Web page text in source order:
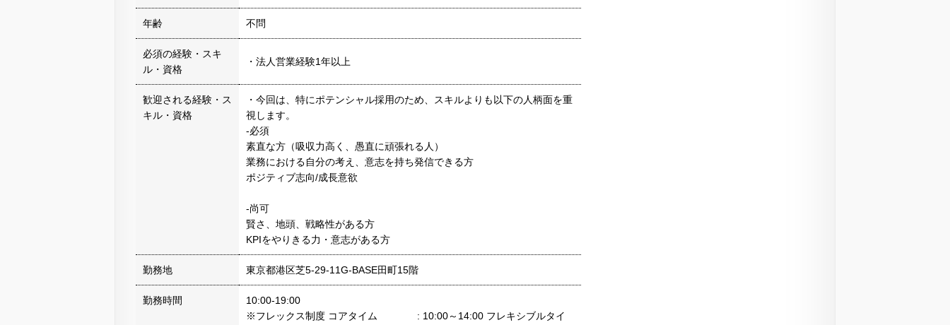
年齢 不問
必須の経験・スキ
ル・資格
・法人営業経験1年以上
歓迎される経験・ス
キル・資格
・今回は、特にポテンシャル採用のため、スキルよりも以下の人柄面を重
視します。
-必須
素直な方（吸収力高く、愚直に頑張れる人）
業務における自分の考え、意志を持ち発信できる方
ポジティブ志向/成長意欲
-尚可
賢さ、地頭、戦略性がある方
KPIをやりきる力・意志がある方
勤務地 東京都港区芝5-29-11G-BASE田町15階
勤務時間
10:00-19:00
※フレックス制度 コアタイム : 10:00～14:00 フレキシブルタイ